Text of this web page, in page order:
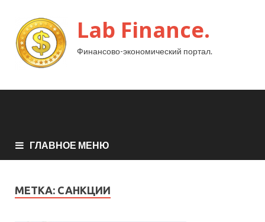
Lab Finance.
Финансово-экономический портал.
ГЛАВНОЕ МЕНЮ
МЕТКА: САНКЦИИ